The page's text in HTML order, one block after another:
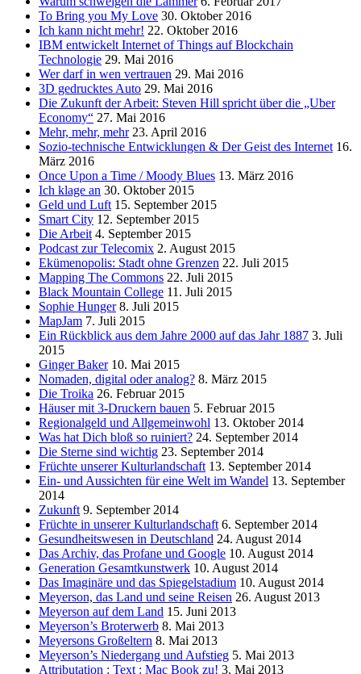
To Bring you My Love 30. Oktober 2016
Ich kann nicht mehr! 22. Oktober 2016
IBM entwickelt Internet of Things auf Blockchain
Technologie 29. Mai 2016
Wer darf in wen vertrauen 29. Mai 2016
3D gedrucktes Auto 29. Mai 2016
Die Zukunft der Arbeit: Steven Hill spricht über die „Uber
Economy“ 27. Mai 2016
Mehr, mehr, mehr 23. April 2016
Sozio-technische Entwicklungen & Der Geist des Internet 16.
März 2016
Once Upon a Time / Moody Blues 13. März 2016
Ich klage an 30. Oktober 2015
Geld und Luft 15. September 2015
Smart City 12. September 2015
Die Arbeit 4. September 2015
Podcast zur Telecomix 2. August 2015
Ekümenopolis: Stadt ohne Grenzen 22. Juli 2015
Mapping The Commons 22. Juli 2015
Black Mountain College 11. Juli 2015
Sophie Hunger 8. Juli 2015
MapJam 7. Juli 2015
Ein Rückblick aus dem Jahre 2000 auf das Jahr 1887 3. Juli
2015
Ginger Baker 10. Mai 2015
Nomaden, digital oder analog? 8. März 2015
Die Troika 26. Februar 2015
Häuser mit 3-Druckern bauen 5. Februar 2015
Regionalgeld und Allgemeinwohl 13. Oktober 2014
Was hat Dich bloß so ruiniert? 24. September 2014
Die Sterne sind wichtig 23. September 2014
Früchte unserer Kulturlandschaft 13. September 2014
Ein- und Aussichten für eine Welt im Wandel 13. September
2014
Zukunft 9. September 2014
Früchte in unserer Kulturlandschaft 6. September 2014
Gesundheitswesen in Deutschland 24. August 2014
Das Archiv, das Profane und Google 10. August 2014
Generation Gesamtkunstwerk 10. August 2014
Das Imaginäre und das Spiegelstadium 10. August 2014
Meyerson, das Land und seine Reisen 26. August 2013
Meyerson auf dem Land 15. Juni 2013
Meyerson’s Broterwerb 8. Mai 2013
Meyersons Großeltern 8. Mai 2013
Meyerson’s Niedergang und Aufstieg 5. Mai 2013
Attributation : Text : Mac Book zu! 3. Mai 2013